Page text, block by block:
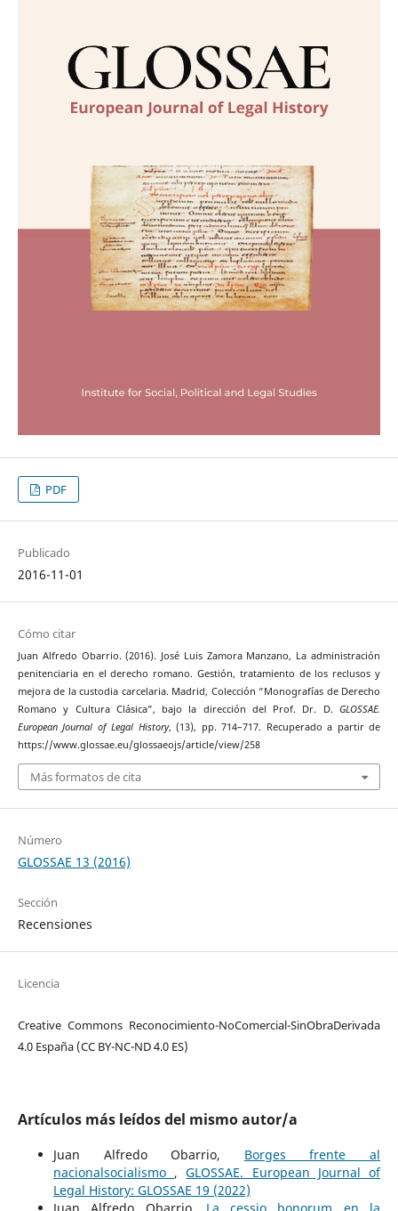
PDF
Publicado
2016-11-01
Cómo citar
Juan Alfredo Obarrio. (2016). José Luis Zamora Manzano, La administración
penitenciaria en el derecho romano. Gestión, tratamiento de los reclusos y
mejora de la custodia carcelaria. Madrid, Colección “Monografías de Derecho
Romano y Cultura Clásica”, bajo la dirección del Prof. Dr. D.GLOSSAE.
European Journal of Legal History, (13), pp. 714–717. Recuperado a partir de
https://www.glossae.eu/glossaeojs/article/view/258
Más formatos de cita
Número
GLOSSAE 13 (2016)
Sección
Recensiones
Licencia
Creative Commons Reconocimiento-NoComercial-SinObraDerivada
4.0 España (CC BY-NC-ND 4.0 ES)
Artículos más leídos del mismo autor/a
Juan Alfredo Obarrio, Borges frente al
nacionalsocialismo ,GLOSSAE. European Journal of
Legal History: GLOSSAE 19 (2022)